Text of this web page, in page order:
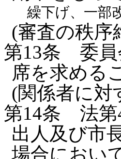
繰下げ、一部
(審査の秩序
第13条 委
席を求める
(関係者に対
第14条 法
出人及び市
場合におい